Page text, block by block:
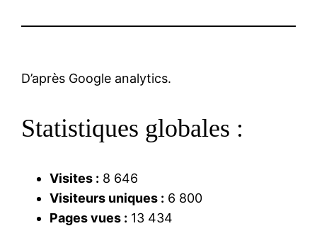
D’après Google analytics.
Statistiques globales :
Visites : 8 646
Visiteurs uniques : 6 800
Pages vues : 13 434